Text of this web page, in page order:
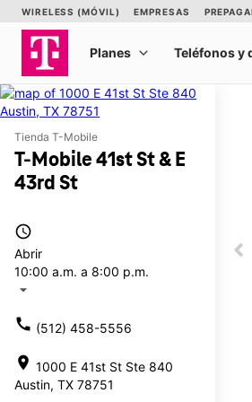
Tienda T-Mobile
T-Mobile 41st St & E
43rd St
access_time
Abrir
10:00 a.m. a 8:00 p.m.
arrow_drop_down
call (512) 458-5556
location_on 1000 E 41st St Ste 840
Austin, TX 78751